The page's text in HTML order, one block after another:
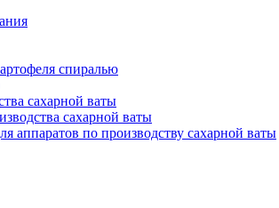
спиралью
сахарной ваты
сахарной ваты
аппаратов по производству сахарной ваты